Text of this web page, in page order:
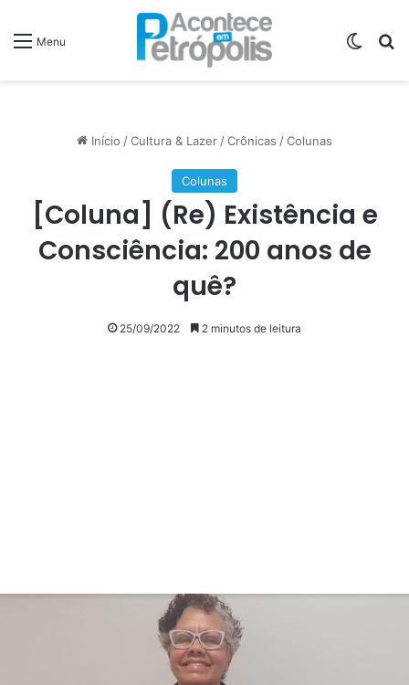
Menu
Início /Cultura & Lazer /Crônicas /Colunas
Colunas
[Coluna] (Re) Existência e
Consciência: 200 anos de
quê?
25/09/2022 2 minutos de leitura